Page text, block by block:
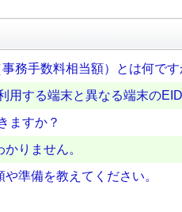
務手数料相当額）とは何です
用する端末と異なる端末の
ますか？
かりません。
準備を教えてください。